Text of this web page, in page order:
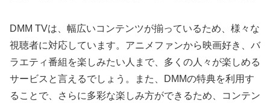
DMM TVは、幅広いコンテンツが揃っているため、様々な
視聴者に対応しています。アニメファンから映画好き、バ
ラエティ番組を楽しみたい人まで、多くの人々が楽しめる
サービスと言えるでしょう。また、DMMの特典を利用す
ることで、さらに多彩な楽しみ方ができるため、コンテン